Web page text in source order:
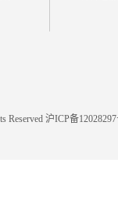
Reserved 沪ICP备